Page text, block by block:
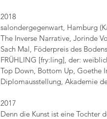
2018
salondergegenwart, Hamburg
The Inverse Narrative, Jorinde
Sach Mal, Föderpreis des
FRÜHLING [fry:ling], der:
Top Down, Bottom Up, Goethe
Diplomausstellung, Akademie
2017
Denn die Kunst ist eine Tochter